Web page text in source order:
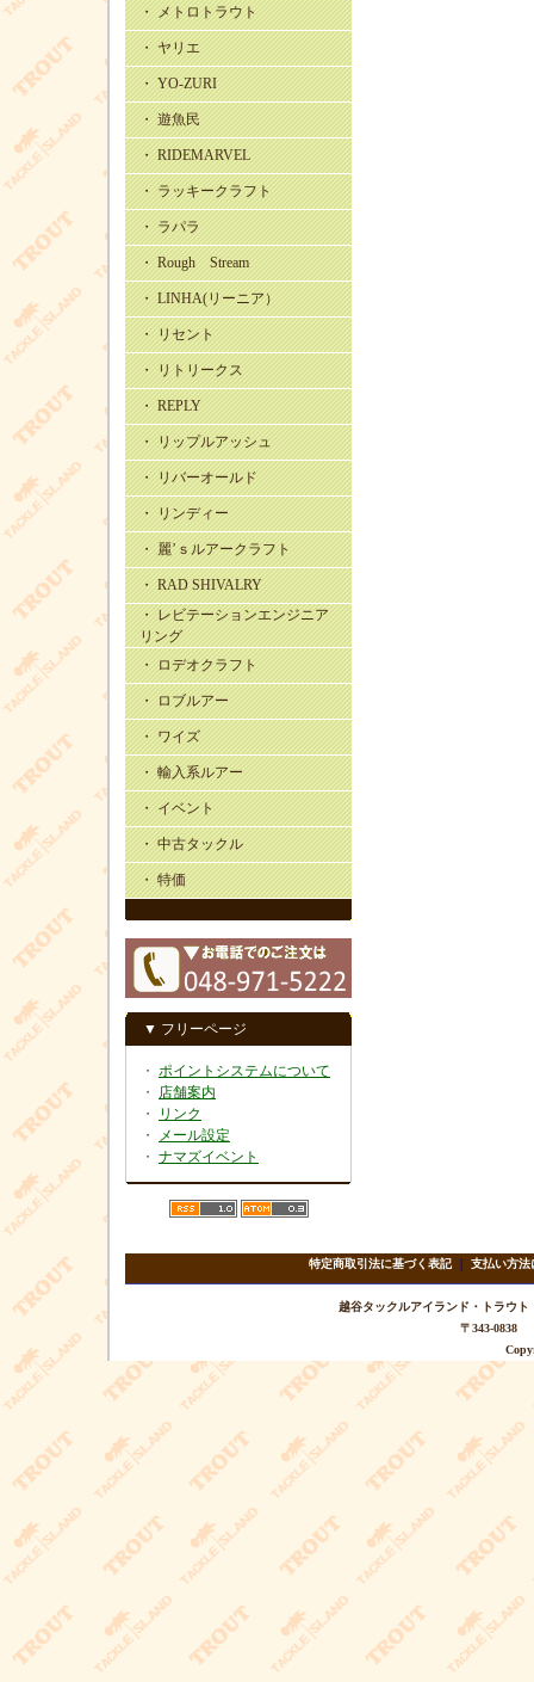
・ メトロトラウト
・ ヤリエ
・ YO-ZURI
・ 遊魚民
・ RIDEMARVEL
・ ラッキークラフト
・ ラパラ
・ Rough Stream
・ LINHA(リーニア）
・ リセント
・ リトリークス
・ REPLY
・ リップルアッシュ
・ リバーオールド
・ リンディー
・ 麗’ｓルアークラフト
・ RAD SHIVALRY
・ レビテーションエンジニア
リング
・ ロデオクラフト
・ ロブルアー
・ ワイズ
・ 輸入系ルアー
・ イベント
・ 中古タックル
・ 特価
▼ フリーページ
・ ポイントシステムについて
・ 店舗案内
・
リンク
・
メール設定
・ ナマズイベント
特定商取引法に基づく表記｜ 支払い方法
越谷タックルアイランド・トラ
〒343-0838